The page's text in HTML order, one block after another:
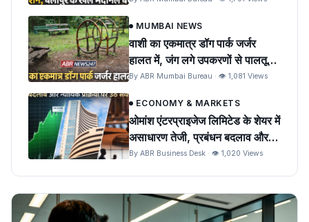
MUMBAI NEWS
वाशी का एकमात्र डॉग पार्क जर्जर
हालत में, जंग लगे उपकरणों से पालतू
पशुओं को खतरा
By ABR Mumbai Bureau · 👁 1,081 Views
ECONOMY & MARKETS
ओमांश एंटरप्राइजेज लिमिटेड के शेयर में
असाधारण तेजी, प्रबंधन बदलाव और
न्यायिक प्रक्रिया पर उठे सवाल
By ABR Business Desk · 👁 1,020 Views